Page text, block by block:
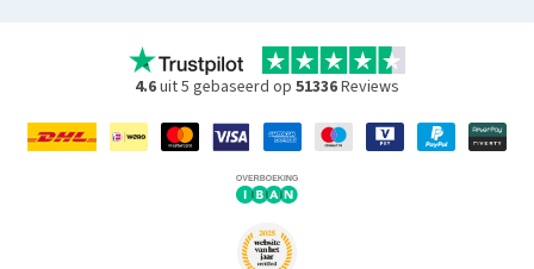
4.6uit 5 gebaseerd op 51336Reviews